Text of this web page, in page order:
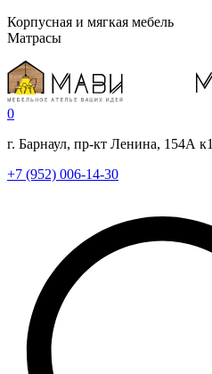
Корпусная и мягкая мебель
Матрасы
0
г. Барнаул, пр-кт Ленина, 154А к1
+7 (952) 006-14-30